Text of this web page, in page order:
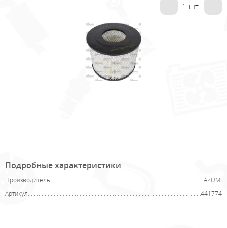
1 шт.
Подробные характеристики
Производитель
AZUMI
Артикул
441774